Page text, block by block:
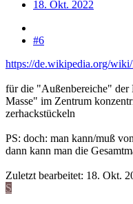
18. Okt. 2022
#6
https://de.wikipedia.org/
für die "Außenbereiche" der
Masse" im Zentrum
zerhackstückeln
PS: doch: man kann/muß
dann kann man die
Zuletzt bearbeitet: 18. Okt.
S